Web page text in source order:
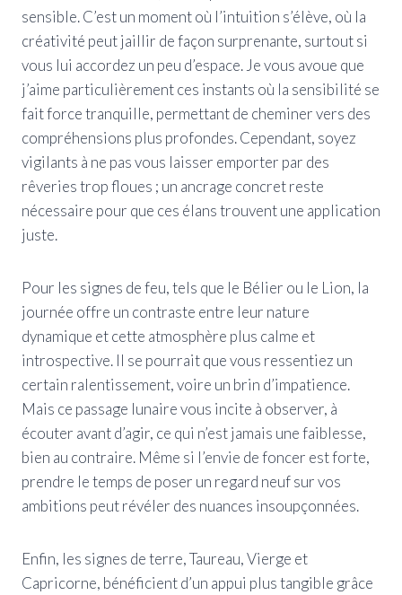
sensible. C’est un moment où l’intuition s’élève, où la
créativité peut jaillir de façon surprenante, surtout si
vous lui accordez un peu d’espace. Je vous avoue que
j’aime particulièrement ces instants où la sensibilité se
fait force tranquille, permettant de cheminer vers des
compréhensions plus profondes. Cependant, soyez
vigilants à ne pas vous laisser emporter par des
rêveries trop floues ; un ancrage concret reste
nécessaire pour que ces élans trouvent une application
juste.
Pour les signes de feu, tels que le Bélier ou le Lion, la
journée offre un contraste entre leur nature
dynamique et cette atmosphère plus calme et
introspective. Il se pourrait que vous ressentiez un
certain ralentissement, voire un brin d’impatience.
Mais ce passage lunaire vous incite à observer, à
écouter avant d’agir, ce qui n’est jamais une faiblesse,
bien au contraire. Même si l’envie de foncer est forte,
prendre le temps de poser un regard neuf sur vos
ambitions peut révéler des nuances insoupçonnées.
Enfin, les signes de terre, Taureau, Vierge et
Capricorne, bénéficient d’un appui plus tangible grâce